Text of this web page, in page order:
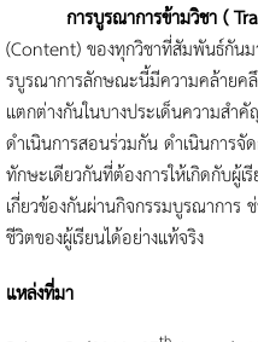
การบูรณาการข้ามวิชา (
(Content) ของทุกวิชาที่สัมพันธ์กันม
รบูรณาการลักษณะนี้มีความคล้ายคลึ
แตกต่างกันในบางประเด็นความสำ
ดำเนินการสอนร่วมกัน ดำเนินการจั
ทักษะเดียวกันที่ต้องการให้เกิดกับผู้
เกี่ยวข้องกันผ่านกิจกรรมบูรณาการ
ชีวิตของผู้เรียนได้อย่างแท้จริง
แหล่งที่มา